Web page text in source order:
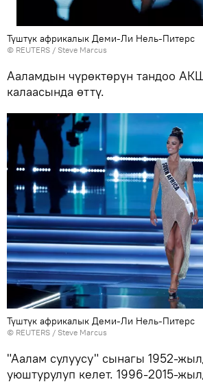
Түштүк африкалык Деми-Ли Нель-Питерс
© REUTERS / Steve Marcus
Ааламдын чүрөктөрүн тандоо
калаасында өттү.
Түштүк африкалык Деми-Ли Нель-Питерс
© REUTERS / Steve Marcus
"Аалам сулуусу" сынагы 1952-
уюштурулуп келет. 1996-2015-